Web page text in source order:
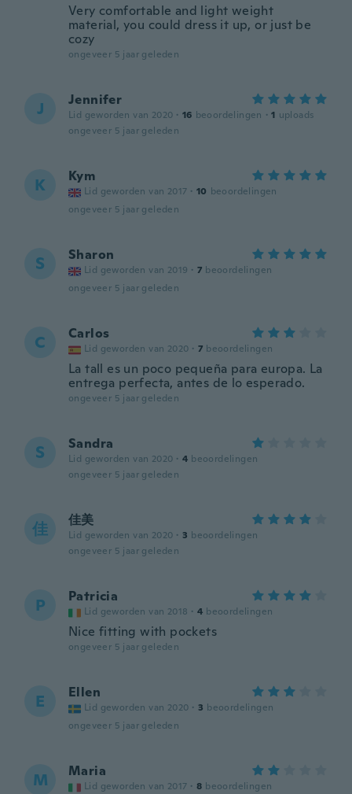
Very comfortable and light weight
material, you could dress it up, or just be
cozy
ongeveer 5 jaar geleden
J Jennifer
Lid geworden van 2020 · 16 beoordelingen · 1 uploads
ongeveer 5 jaar geleden
K Kym
Lid geworden van 2017 · 10 beoordelingen
ongeveer 5 jaar geleden
S Sharon
Lid geworden van 2019 · 7 beoordelingen
ongeveer 5 jaar geleden
C Carlos
Lid geworden van 2020 · 7 beoordelingen
La tall es un poco pequeña para europa. La
entrega perfecta, antes de lo esperado.
ongeveer 5 jaar geleden
S Sandra
Lid geworden van 2020 · 4 beoordelingen
ongeveer 5 jaar geleden
佳 佳美
Lid geworden van 2020 · 3 beoordelingen
ongeveer 5 jaar geleden
P Patricia
Lid geworden van 2018 · 4 beoordelingen
Nice fitting with pockets
ongeveer 5 jaar geleden
E Ellen
Lid geworden van 2020 · 3 beoordelingen
ongeveer 5 jaar geleden
M Maria
Lid geworden van 2017 · 8 beoordelingen